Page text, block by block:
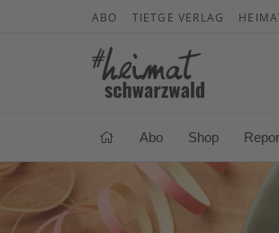
ABO TIETGE VERLAG
Abo Shop